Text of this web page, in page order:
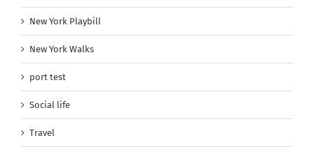
New York Playbill
New York Walks
port test
Social life
Travel